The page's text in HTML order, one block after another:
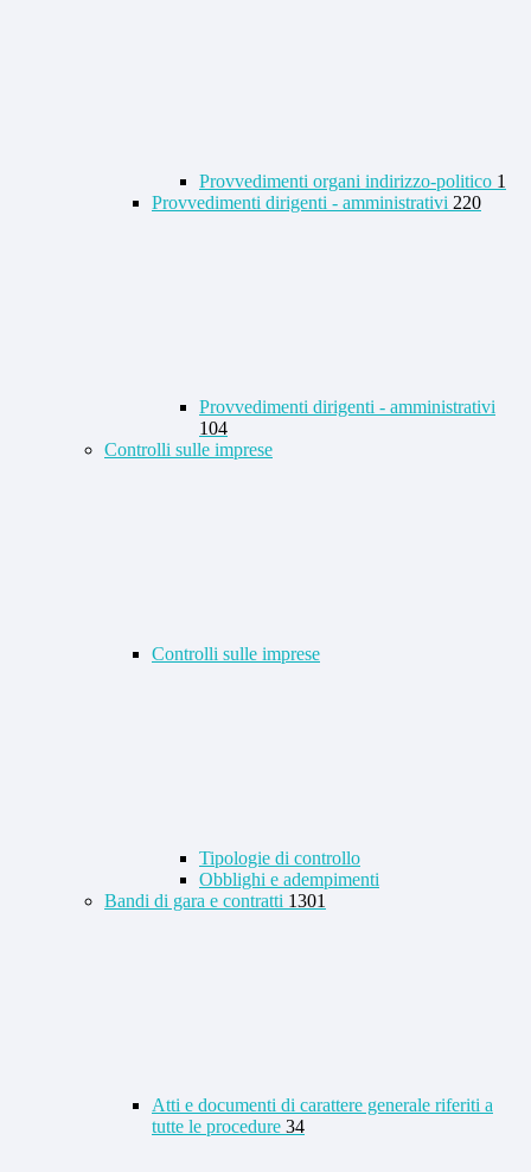
Provvedimenti organi indirizzo-politico 1
Provvedimenti dirigenti - amministrativi 220
Provvedimenti dirigenti - amministrativi
104
Controlli sulle imprese
Controlli sulle imprese
Tipologie di controllo
Obblighi e adempimenti
Bandi di gara e contratti 1301
Atti e documenti di carattere generale riferiti a
tutte le procedure 34